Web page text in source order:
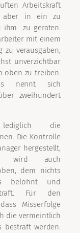
Arbeitskraft
aber in ein zu
ihm zu geraten.
mit einem
zu verausgaben,
unverzichtbar
oben zu treiben.
nennt sich
zweihundert
die
Die Kontrolle
hergestellt,
wird auch
dem nichts
belohnt und
Für den
Misserfolge
die vermeintlich
bestraft werden.